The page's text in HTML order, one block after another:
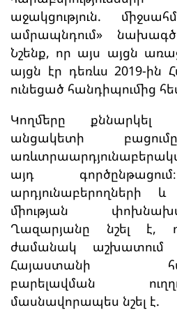
աջակցություն.
ամրապնդում»
Նշենք, որ այս այցն
այցն էր դեռևս 2019-ին
ունեցած հանդիպումից
Կողմերը քննարկել
անցակետի
այդ
արդյունաբերողների
միության
Ղազարյանը նշել է,
ժամանակ աշխատում
Հայաստանի
բարելավման
մասնավորապես նշել է.